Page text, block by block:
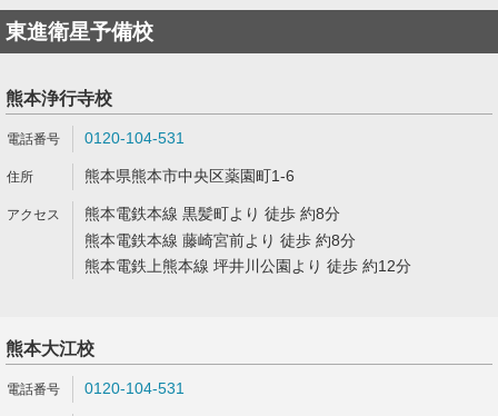
東進衛星予備校
熊本浄行寺校
0120-104-531
熊本県熊本市中央区薬園町1-6
熊本電鉄本線 黒髪町より 徒歩 約8分
熊本電鉄本線 藤崎宮前より 徒歩 約8分
熊本電鉄上熊本線 坪井川公園より 徒歩 約12分
熊本大江校
0120-104-531